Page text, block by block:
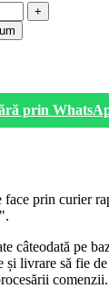
prin
face prin curier
câteodată pe
și livrare să fie
comenzii.